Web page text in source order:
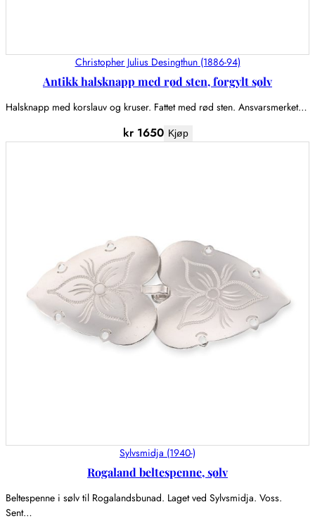
Christopher Julius Desingthun (1886-94)
Antikk halsknapp med rød sten, forgylt sølv
Halsknapp med korslauv og kruser. Fattet med rød sten. Ansvarsmerket…
kr1650 Kjøp
Sylvsmidja (1940-)
Rogaland beltespenne, sølv
Beltespenne i sølv til Rogalandsbunad. Laget ved Sylvsmidja. Voss.
Sent…